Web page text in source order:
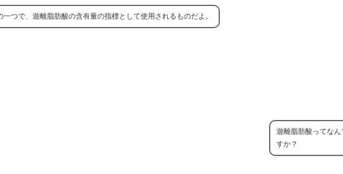
つで、遊離脂肪酸の含有量の指標として使用されるものだよ。
遊離脂肪酸ってなん
すか？